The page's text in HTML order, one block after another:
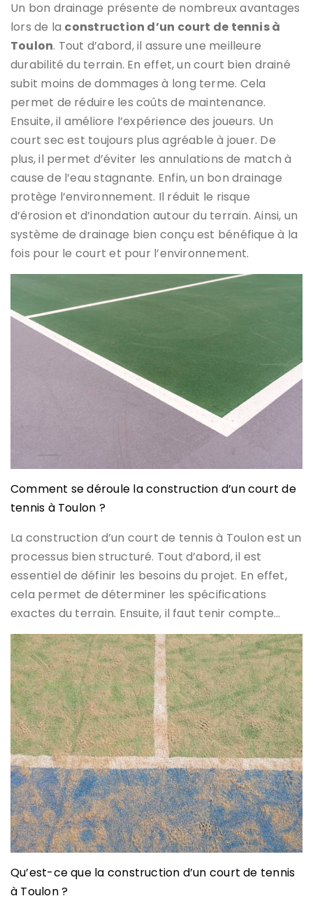
Un bon drainage présente de nombreux avantages
lors de la construction d’un court de tennis à
Toulon. Tout d’abord, il assure une meilleure
durabilité du terrain. En effet, un court bien drainé
subit moins de dommages à long terme. Cela
permet de réduire les coûts de maintenance.
Ensuite, il améliore l’expérience des joueurs. Un
court sec est toujours plus agréable à jouer. De
plus, il permet d’éviter les annulations de match à
cause de l’eau stagnante. Enfin, un bon drainage
protège l’environnement. Il réduit le risque
d’érosion et d’inondation autour du terrain. Ainsi, un
système de drainage bien conçu est bénéfique à la
fois pour le court et pour l’environnement.
Comment se déroule la construction d’un court de
tennis à Toulon ?
La construction d’un court de tennis à Toulon est un
processus bien structuré. Tout d’abord, il est
essentiel de définir les besoins du projet. En effet,
cela permet de déterminer les spécifications
exactes du terrain. Ensuite, il faut tenir compte…
Qu’est-ce que la construction d’un court de tennis
à Toulon ?